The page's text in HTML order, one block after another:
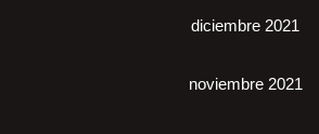
diciembre 2021
noviembre 2021